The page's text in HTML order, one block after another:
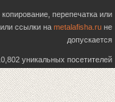
перепечатка или
ссылки на metalafisha.ru не
допускается
уникальных посетителей